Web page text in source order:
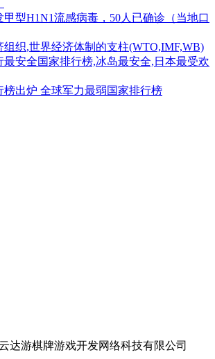
甲型H1N1流感病毒，50人已确诊（当地口
组织,世界经济体制的支柱(WTO,IMF,WB)
最安全国家排行榜,冰岛最安全,日本最受欢
榜出炉 全球军力最弱国家排行榜
达游棋牌游戏开发网络科技有限公司